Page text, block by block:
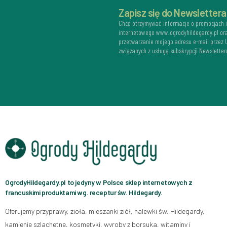
Zapisz się do Newslettera
Chcę otrzymywać informacje o promocjach
internetowego www.ogrodyhildegardy.pl
przetwarzanie mojego adresu e-mail przez
związanych z usługą subskrypcji
OgrodyHildegardy.pl to jedyny w Polsce sklep internetowych z
francuskimi produktami wg. receptur św. Hildegardy.
Oferujemy przyprawy, zioła, mieszanki ziół, nalewki św. Hildegardy,
kamienie szlachetne, kosmetyki, wyroby z borsuka, witaminy i